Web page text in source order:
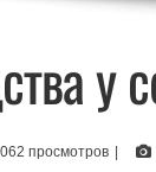
у
просмотров |